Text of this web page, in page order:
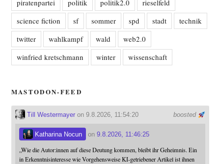
piratenpartei politik politik2.0
rieselfeld
science fiction
sf sommer spd stadt
technik
twitter
wahlkampf wald
web2.0
winfried kretschmann
winter wissenschaft
MASTODON-FEED
boosted
Till Westermayeron 9.8.2026, 11:54:20
Katharina Nocun on 9.8.2026, 11:46:25
„Wie die Autor:innen auf diese Deutung kommen, bleibt ihr Geheimnis. Ein
in Erkenntnisinteresse wie Vorgehensweise KI-getriebener Artikel ist ihnen